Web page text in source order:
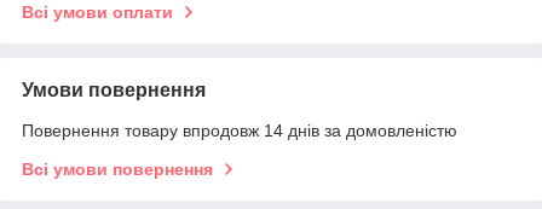
Всі умови оплати
Умови повернення
Повернення товару впродовж 14 днів за домовленістю
Всі умови повернення